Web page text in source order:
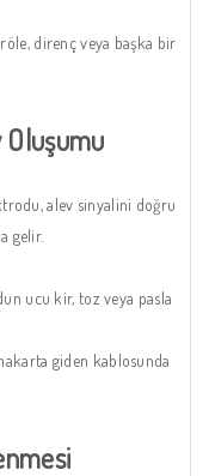
direnç veya başka bir
Oluşumu
alev sinyalini doğru
gelir.
ucu kir, toz veya pasla
giden kablosunda